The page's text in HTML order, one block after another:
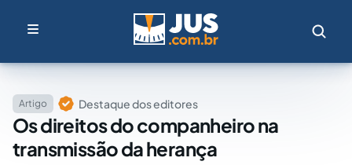
Artigo Destaque dos editores
Os direitos do companheiro na
transmissão da herança